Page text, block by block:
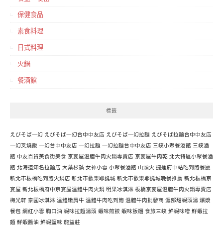
保健食品
素食料理
日式料理
火鍋
餐酒館
標籤
えびそば一幻 えびそば一幻台中中友店 えびそば一幻拉麵 えびそば拉麵台中中友店
一幻叉燒飯 一幻台中中友店 一幻拉麵 一幻拉麵台中中友店 三峽小聚餐酒館 三峽酒
館 中友百貨美食街美食 京宴屋溫體牛肉火鍋專賣店 京宴屋牛肉乾 北大特區小聚餐酒
館 北海道知名拉麵店 大葉杉藻 女神小雪 小聚餐酒館 山頭火 捷運府中站吃到飽餐廳
新北市板橋吃到飽火鍋店 新北市歡樂耶誕城 新北市歡樂耶誕城晚餐推薦 新北板橋京
宴屋 新北板橋府中京宴屋溫體牛肉火鍋 明果冰淇淋 板橋京宴屋溫體牛肉火鍋專賣店
梅光軒 泰國冰淇淋 溫體嫩肩牛 溫體牛肉吃到飽 溫體牛肉批發商 濃郁甜蝦頭湯 爆漿
餐包 網紅小雪 胸口油 蝦味拉麵湯頭 蝦味煎餃 蝦味飯糰 食旅三峽 鮮蝦味噌 鮮蝦拉
麵 鮮蝦醬油 鮮蝦鹽味 龍益莊